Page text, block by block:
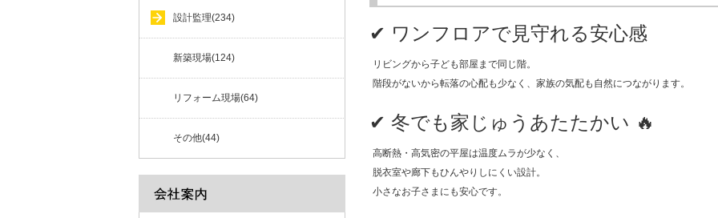
✔ ワンフロアで見守れる安心感
リビングから子ども部屋まで同じ階。
階段がないから転落の心配も少なく、家族の気配も自然につながります。
✔ 冬でも家じゅうあたたかい 🔥
高断熱・高気密の平屋は温度ムラが少なく、
脱衣室や廊下もひんやりしにくい設計。
小さなお子さまにも安心です。
設計監理(234)
新築現場(124)
リフォーム現場(64)
その他(44)